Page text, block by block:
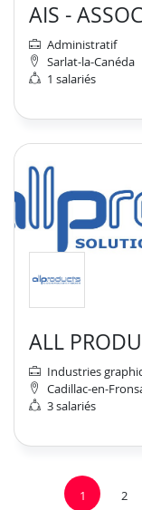
Administratif
Sarlat-la-Canéda
1 salariés
ALL
Industries
Cadillac-en-
3 salariés
1 2